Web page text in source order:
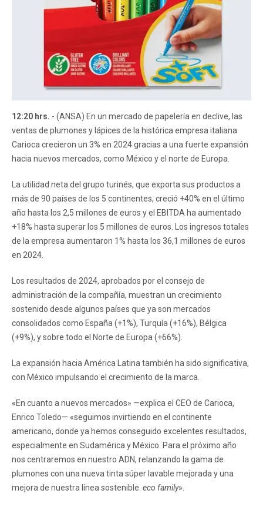
12:20 hrs. - (ANSA) En un mercado de papelería en declive, las
ventas de plumones y lápices de la histórica empresa italiana
Carioca crecieron un 3% en 2024 gracias a una fuerte expansión
hacia nuevos mercados, como México y el norte de Europa.
La utilidad neta del grupo turinés, que exporta sus productos a
más de 90 países de los 5 continentes, creció +40% en el último
año hasta los 2,5 millones de euros y el EBITDA ha aumentado
+18% hasta superar los 5 millones de euros. Los ingresos totales
de la empresa aumentaron 1% hasta los 36,1 millones de euros
en 2024.
Los resultados de 2024, aprobados por el consejo de
administración de la compañía, muestran un crecimiento
sostenido desde algunos países que ya son mercados
consolidados como España (+1%), Turquía (+16%), Bélgica
(+9%), y sobre todo el Norte de Europa (+66%).
La expansión hacia América Latina también ha sido significativa,
con México impulsando el crecimiento de la marca.
«En cuanto a nuevos mercados» —explica el CEO de Carioca,
Enrico Toledo— «seguimos invirtiendo en el continente
americano, donde ya hemos conseguido excelentes resultados,
especialmente en Sudamérica y México. Para el próximo año
nos centraremos en nuestro ADN, relanzando la gama de
plumones con una nueva tinta súper lavable mejorada y una
mejora de nuestra línea sostenible. eco family».